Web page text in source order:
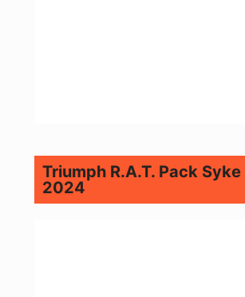
Triumph R.A.T. Pack
2024